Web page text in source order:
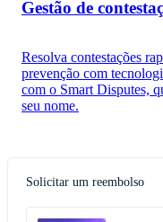
Gestão de
Resolva contestações
prevenção com
com o Smart Disputes,
seu nome.
Solicitar um reembolso